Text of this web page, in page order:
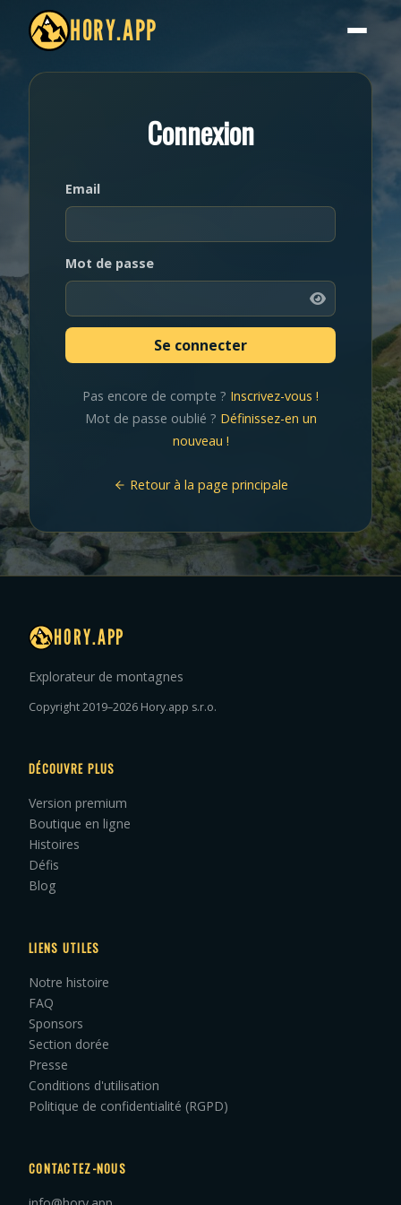
HORY.APP
Connexion
Email
Mot de passe
Pas encore de compte ? Inscrivez-vous !
Mot de passe oublié ? Définissez-en un
nouveau !
Retour à la page principale
HORY.APP
Explorateur de montagnes
Copyright 2019–2026 Hory.app s.r.o.
DÉCOUVRE PLUS
Version premium
Boutique en ligne
Histoires
Défis
Blog
LIENS UTILES
Notre histoire
FAQ
Sponsors
Section dorée
Presse
Conditions d'utilisation
Politique de confidentialité (RGPD)
CONTACTEZ-NOUS